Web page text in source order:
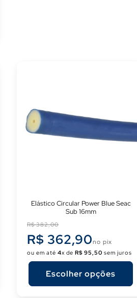
Elástico Circular Power Blue Seac
Sub 16mm
Preço
normal
R$ 382,00
R$ 362,90no pix
ou em até 4x de R$ 95,50 sem juros
Escolher opções